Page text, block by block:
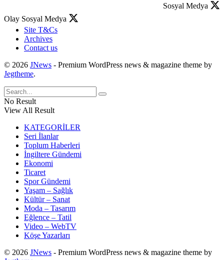
Sosyal Medya
Olay Sosyal Medya
Site T&Cs
Archives
Contact us
© 2026 JNews - Premium WordPress news & magazine theme by
Jegtheme.
No Result
View All Result
KATEGORİLER
Seri İlanlar
Toplum Haberleri
İngiltere Gündemi
Ekonomi
Ticaret
Spor Gündemi
Yaşam – Sağlık
Kültür – Sanat
Moda – Tasarım
Eğlence – Tatil
Video – WebTV
Köşe Yazarları
© 2026 JNews - Premium WordPress news & magazine theme by